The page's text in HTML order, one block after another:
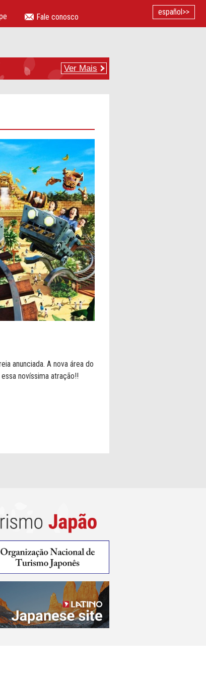
Fale conosco español>>
Ver Mais
anunciada. A nova área do
novíssima atração!!